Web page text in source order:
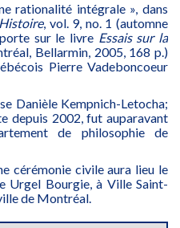
rationalité intégrale », dans
, vol. 9, no. 1 (automne
sur le livre Essais sur la
Bellarmin, 2005, 168 p.)
Pierre Vadeboncoeur
Danièle Kempnich-Letocha;
depuis 2002, fut auparavant
de philosophie de
cérémonie civile aura lieu le
Urgel Bourgie, à Ville Saint-
de Montréal.